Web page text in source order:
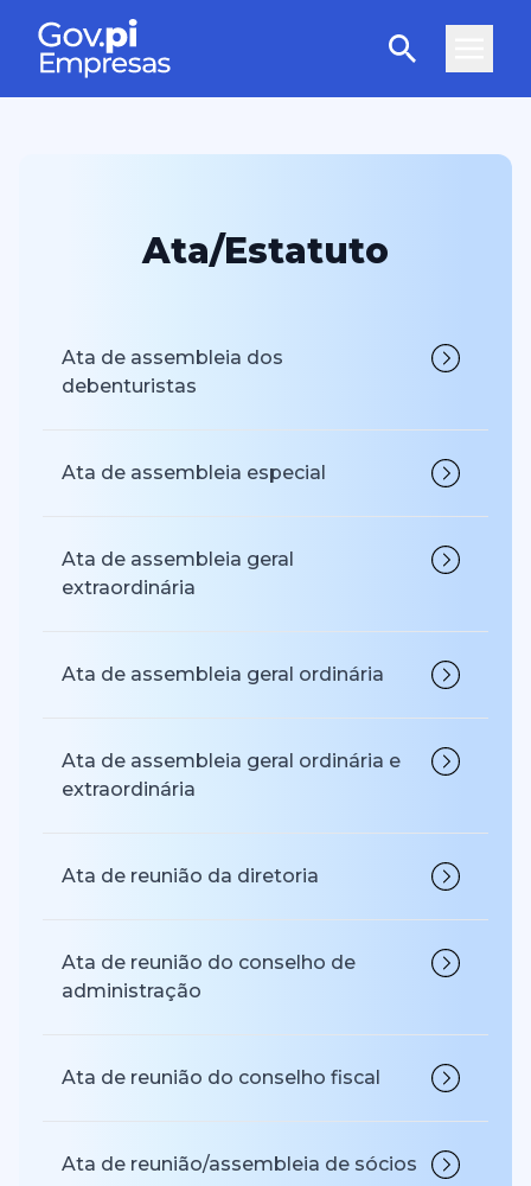
Ata/Estatuto
Ata de assembleia dos
debenturistas
Ata de assembleia especial
Ata de assembleia geral
extraordinária
Ata de assembleia geral ordinária
Ata de assembleia geral ordinária e
extraordinária
Ata de reunião da diretoria
Ata de reunião do conselho de
administração
Ata de reunião do conselho fiscal
Ata de reunião/assembleia de sócios